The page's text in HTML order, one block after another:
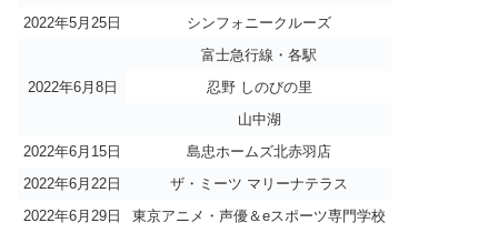
2022年5月25日
シンフォニークルーズ
2022年6月8日
富士急行線・各駅
忍野 しのびの里
山中湖
2022年6月15日
島忠ホームズ北赤羽店
2022年6月22日
ザ・ミーツ マリーナテラス
2022年6月29日
東京アニメ・声優＆eスポーツ専門学校